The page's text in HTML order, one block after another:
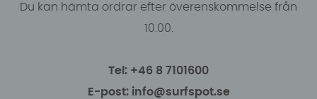
Du kan hämta ordrar efter överenskommelse från
10.00.
Tel: +46 8 7101600
E-post: info@surfspot.se